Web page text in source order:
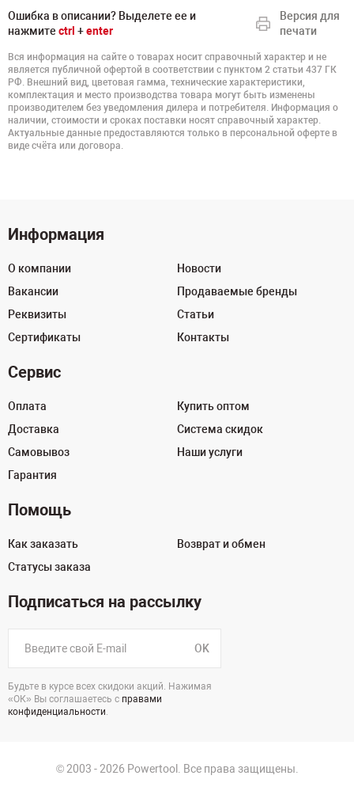
Ошибка в описании? Выделете ее и
нажмите ctrl +enter
Версия для
печати
Вся информация на сайте о товарах носит справочный характер и не
является публичной офертой в соответствии с пунктом 2 статьи 437 ГК
РФ. Внешний вид, цветовая гамма, технические характеристики,
комплектация и место производства товара могут быть изменены
производителем без уведомления дилера и потребителя. Информация о
наличии, стоимости и сроках поставки носят справочный характер.
Актуальные данные предоставляются только в персональной оферте в
виде счёта или договора.
Информация
О компании
Вакансии
Реквизиты
Сертификаты
Новости
Продаваемые бренды
Статьи
Контакты
Сервис
Оплата
Доставка
Самовывоз
Гарантия
Купить оптом
Система скидок
Наши услуги
Помощь
Как заказать
Статусы заказа
Возврат и обмен
Подписаться на рассылку
OK
Будьте в курсе всех скидоки акций. Нажимая
«ОК» Вы соглашаетесь с правами
конфиденциальности.
© 2003 - 2026 Powertool. Все права защищены.